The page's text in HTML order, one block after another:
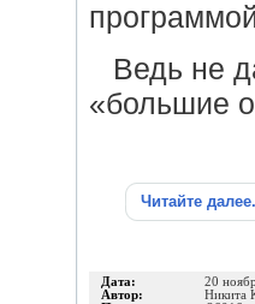
Ведь не
«большие
Читайте
Дата: 20
Автор: Никита